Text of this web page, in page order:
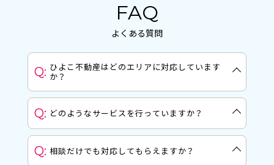
FAQ
よくある質問
Q: ひよこ不動産はどのエリアに対応しています
か？
A: 名古屋市守山区・尾張旭市・瀬戸市を中心とし
くしたスタッフがエリアの特性を活かしてご
提案します。
Q: どのようなサービスを行っていますか？
A:
不動産の売買、賃貸・管理、建設、マンスリー、
Q: 相談だけでも対応してもらえますか？